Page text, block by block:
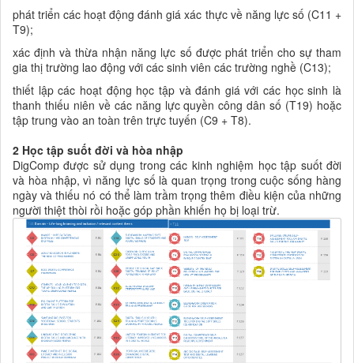
phát triển các hoạt động đánh giá xác thực về năng lực số (C11 +
T9);
xác định và thừa nhận năng lực số được phát triển cho sự tham
gia thị trường lao động với các sinh viên các trường nghề (C13);
thiết lập các hoạt động học tập và đánh giá với các học sinh là
thanh thiếu niên về các năng lực quyền công dân số (T19) hoặc
tập trung vào an toàn trên trực tuyến (C9 + T8).
2 Học tập suốt đời và hòa nhập
DigComp được sử dụng trong các kinh nghiệm học tập suốt đời
và hòa nhập, vì năng lực số là quan trọng trong cuộc sống hàng
ngày và thiếu nó có thể làm trầm trọng thêm điều kiện của những
người thiệt thòi rồi hoặc góp phần khiến họ bị loại trừ.